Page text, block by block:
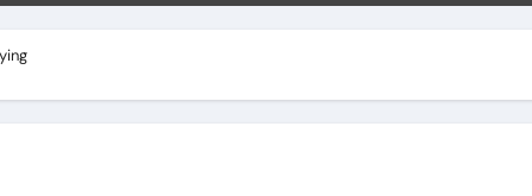
de celular según OSIPTEL